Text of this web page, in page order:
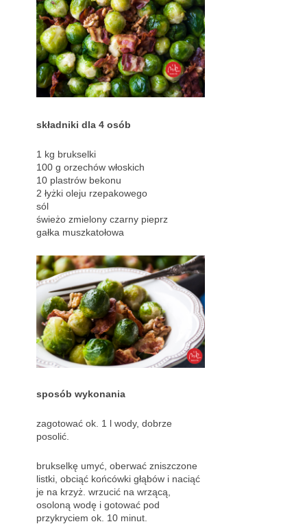
składniki dla 4 osób
1 kg brukselki
100 g orzechów włoskich
10 plastrów bekonu
2 łyżki oleju rzepakowego
sól
świeżo zmielony czarny pieprz
gałka muszkatołowa
sposób wykonania
zagotować ok. 1 l wody, dobrze
posolić.
brukselkę umyć, oberwać zniszczone
listki, obciąć końcówki głąbów i naciąć
je na krzyż. wrzucić na wrzącą,
osoloną wodę i gotować pod
przykryciem ok. 10 minut.